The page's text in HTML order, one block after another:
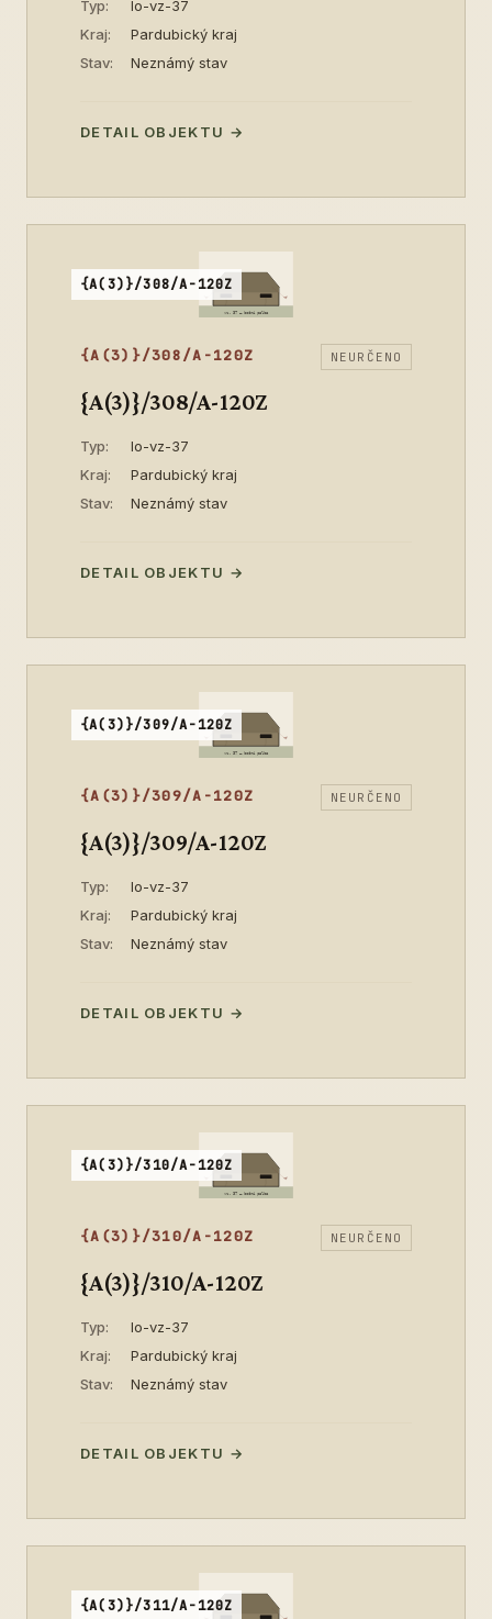
Typ:
lo-vz-37
Kraj:
Pardubický kraj
Stav:
Neznámý stav
DETAIL OBJEKTU →
{A(3)}/308/A-120Z
{A(3)}/308/A-120Z NEURČENO
{A(3)}/308/A-120Z
Typ:
lo-vz-37
Kraj:
Pardubický kraj
Stav:
Neznámý stav
DETAIL OBJEKTU →
{A(3)}/309/A-120Z
{A(3)}/309/A-120Z NEURČENO
{A(3)}/309/A-120Z
Typ:
lo-vz-37
Kraj:
Pardubický kraj
Stav:
Neznámý stav
DETAIL OBJEKTU →
{A(3)}/310/A-120Z
{A(3)}/310/A-120Z NEURČENO
{A(3)}/310/A-120Z
Typ:
lo-vz-37
Kraj:
Pardubický kraj
Stav:
Neznámý stav
DETAIL OBJEKTU →
{A(3)}/311/A-120Z